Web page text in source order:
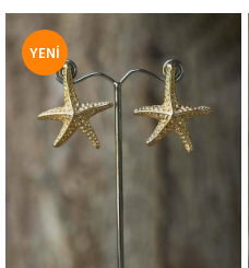
YENI
ÜRÜN